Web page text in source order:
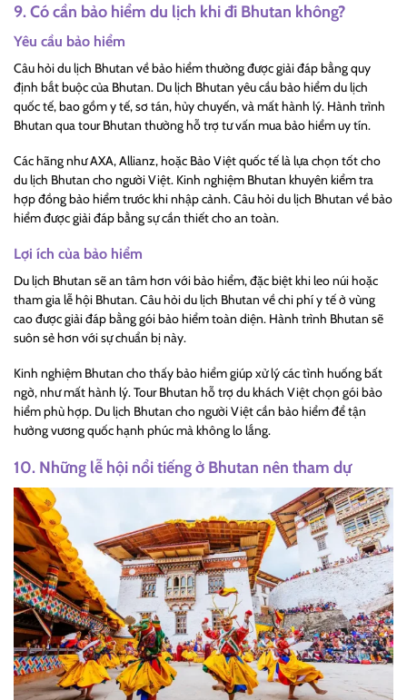
9. Có cần bảo hiểm du lịch khi đi Bhutan không?
Yêu cầu bảo hiểm
Câu hỏi du lịch Bhutan về bảo hiểm thường được giải đáp bằng quy
định bắt buộc của Bhutan. Du lịch Bhutan yêu cầu bảo hiểm du lịch
quốc tế, bao gồm y tế, sơ tán, hủy chuyến, và mất hành lý. Hành trình
Bhutan qua tour Bhutan thường hỗ trợ tư vấn mua bảo hiểm uy tín.
Các hãng như AXA, Allianz, hoặc Bảo Việt quốc tế là lựa chọn tốt cho
du lịch Bhutan cho người Việt. Kinh nghiệm Bhutan khuyên kiểm tra
hợp đồng bảo hiểm trước khi nhập cảnh. Câu hỏi du lịch Bhutan về bảo
hiểm được giải đáp bằng sự cần thiết cho an toàn.
Lợi ích của bảo hiểm
Du lịch Bhutan sẽ an tâm hơn với bảo hiểm, đặc biệt khi leo núi hoặc
tham gia lễ hội Bhutan. Câu hỏi du lịch Bhutan về chi phí y tế ở vùng
cao được giải đáp bằng gói bảo hiểm toàn diện. Hành trình Bhutan sẽ
suôn sẻ hơn với sự chuẩn bị này.
Kinh nghiệm Bhutan cho thấy bảo hiểm giúp xử lý các tình huống bất
ngờ, như mất hành lý. Tour Bhutan hỗ trợ du khách Việt chọn gói bảo
hiểm phù hợp. Du lịch Bhutan cho người Việt cần bảo hiểm để tận
hưởng vương quốc hạnh phúc mà không lo lắng.
10. Những lễ hội nổi tiếng ở Bhutan nên tham dự